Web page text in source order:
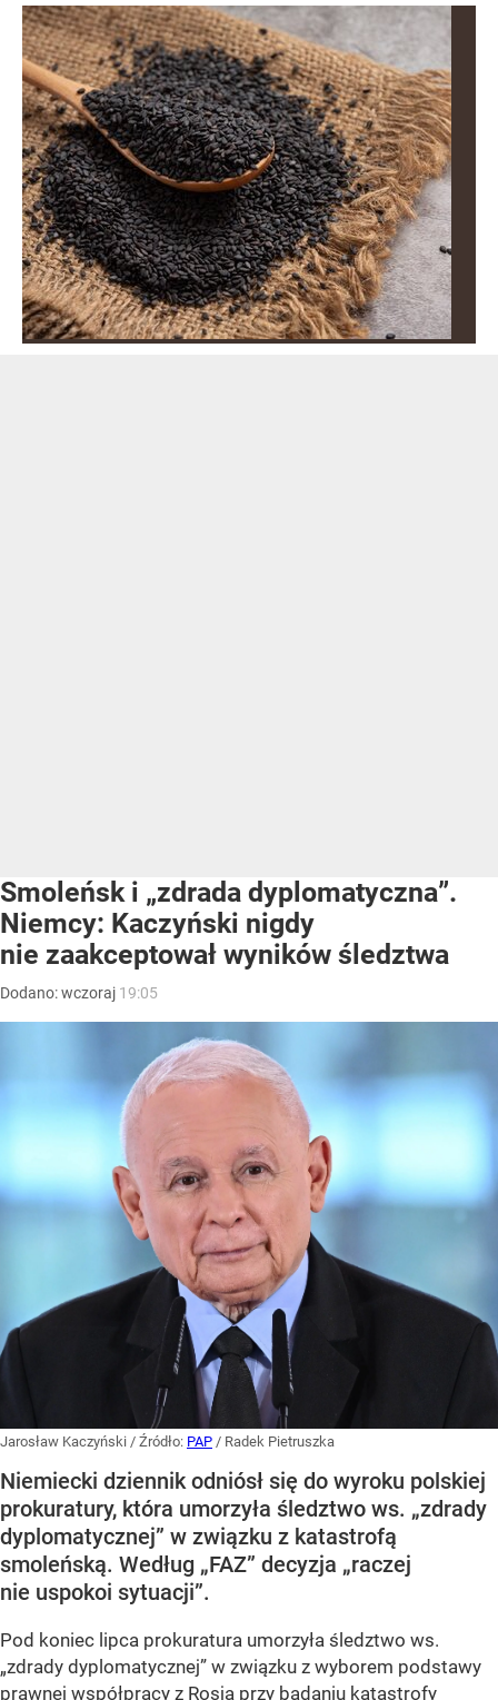
Smoleńsk i „zdrada dyplomatyczna”.
Niemcy: Kaczyński nigdy
nie zaakceptował wyników śledztwa
Dodano:wczoraj 19:05
Jarosław Kaczyński / Źródło: PAP / Radek Pietruszka
Niemiecki dziennik odniósł się do wyroku polskiej
prokuratury, która umorzyła śledztwo ws. „zdrady
dyplomatycznej” w związku z katastrofą
smoleńską. Według „FAZ” decyzja „raczej
nie uspokoi sytuacji”.
Pod koniec lipca prokuratura umorzyła śledztwo ws.
„zdrady dyplomatycznej” w związku z wyborem podstawy
prawnej współpracy z Rosją przy badaniu katastrofy